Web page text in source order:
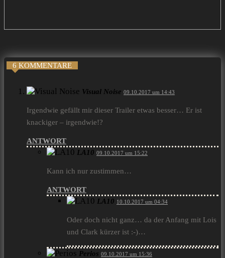
6 KOMMENTARE
Visual Noise 09.10.2017 um 14:43
Irgendwie gefällt mir dieser Trailer etwas besser… Er ist
knackiger – irgendwie!?
ANTWORT
LA10 09.10.2017 um 15:22
Kann ich nur zustimmen…
ANTWORT
LA10 10.10.2017 um 04:34
Oder doch nicht ganz… da der Anfang mit Lois
und Clark kürzer ist :-)…
Perios 09.10.2017 um 15:36